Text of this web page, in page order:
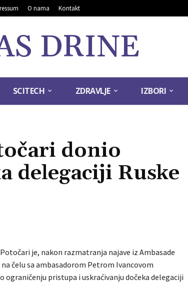
O nama Kontakt
DRINE
SCITECH ZDRAVLJE IZBORI
donio
delegaciji Ruske
je, nakon razmatranja najave iz Ambasade
čelu sa ambasadorom Petrom Ivancovom
pristupa i uskraćivanju dočeka delegaciji